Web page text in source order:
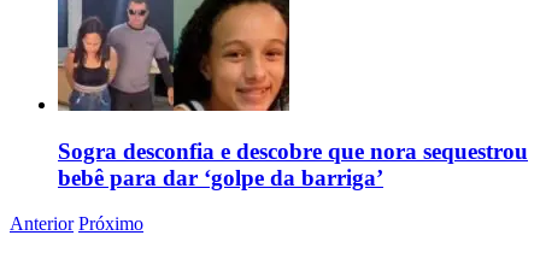
Sogra desconfia e descobre que nora sequestrou
bebê para dar ‘golpe da barriga’
Anterior Próximo